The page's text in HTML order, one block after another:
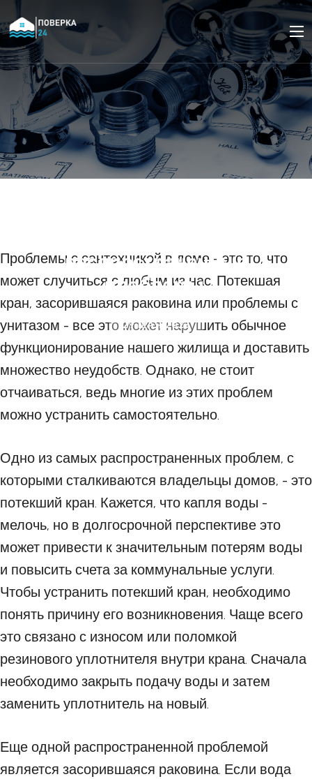
распространенные
проблемы.
29 МАЯ 2023
Проблемы с сантехникой в доме - это то, что
может случиться с любым из нас. Потекшая
кран, засорившаяся раковина или проблемы с
унитазом - все это может нарушить обычное
функционирование нашего жилища и доставить
множество неудобств. Однако, не стоит
отчаиваться, ведь многие из этих проблем
можно устранить самостоятельно.
Одно из самых распространенных проблем, с
которыми сталкиваются владельцы домов, - это
потекший кран. Кажется, что капля воды -
мелочь, но в долгосрочной перспективе это
может привести к значительным потерям воды
и повысить счета за коммунальные услуги.
Чтобы устранить потекший кран, необходимо
понять причину его возникновения. Чаще всего
это связано с износом или поломкой
резинового уплотнителя внутри крана. Сначала
необходимо закрыть подачу воды и затем
заменить уплотнитель на новый.
Еще одной распространенной проблемой
является засорившаяся раковина. Если вода